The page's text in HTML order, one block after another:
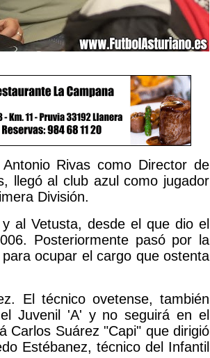
Rivas como Director de
llegó al club azul como jugador
División.
al Vetusta, desde el que dio el
Posteriormente pasó por la
ocupar el cargo que ostenta
El técnico ovetense, también
Juvenil 'A' y no seguirá en el
Carlos Suárez "Capi" que dirigió
Estébanez, técnico del Infantil